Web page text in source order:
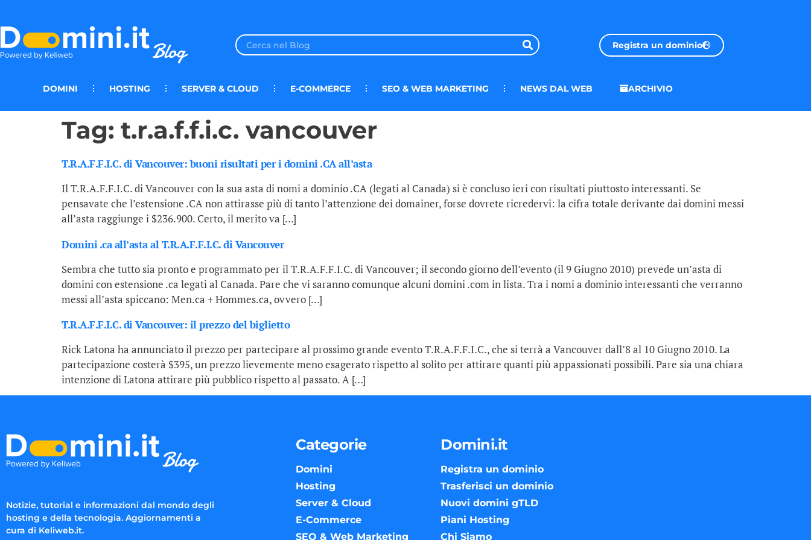
Registra un dominio
DOMINI HOSTING SERVER & CLOUD E-COMMERCE SEO & WEB MARKETING NEWS DAL WEB ARCHIVIO
Tag: t.r.a.f.f.i.c. vancouver
T.R.A.F.F.I.C. di Vancouver: buoni risultati per i domini .CA all’asta
Il T.R.A.F.F.I.C. di Vancouver con la sua asta di nomi a dominio .CA (legati al Canada) si è concluso ieri con risultati piuttosto interessanti. Se
pensavate che l’estensione .CA non attirasse più di tanto l’attenzione dei domainer, forse dovrete ricredervi: la cifra totale derivante dai domini messi
all’asta raggiunge i $236.900. Certo, il merito va […]
Domini .ca all’asta al T.R.A.F.F.I.C. di Vancouver
Sembra che tutto sia pronto e programmato per il T.R.A.F.F.I.C. di Vancouver; il secondo giorno dell’evento (il 9 Giugno 2010) prevede un’asta di
domini con estensione .ca legati al Canada. Pare che vi saranno comunque alcuni domini .com in lista. Tra i nomi a dominio interessanti che verranno
messi all’asta spiccano: Men.ca + Hommes.ca, ovvero […]
T.R.A.F.F.I.C. di Vancouver: il prezzo del biglietto
Rick Latona ha annunciato il prezzo per partecipare al prossimo grande evento T.R.A.F.F.I.C., che si terrà a Vancouver dall’8 al 10 Giugno 2010. La
partecipazione costerà $395, un prezzo lievemente meno esagerato rispetto al solito per attirare quanti più appassionati possibili. Pare sia una chiara
intenzione di Latona attirare più pubblico rispetto al passato. A […]
Notizie, tutorial e informazioni dal mondo degli
hosting e della tecnologia. Aggiornamenti a
cura di Keliweb.it.
Categorie
Domini
Hosting
Server & Cloud
E-Commerce
SEO & Web Marketing
Domini.it
Registra un dominio
Trasferisci un dominio
Nuovi domini gTLD
Piani Hosting
Chi Siamo